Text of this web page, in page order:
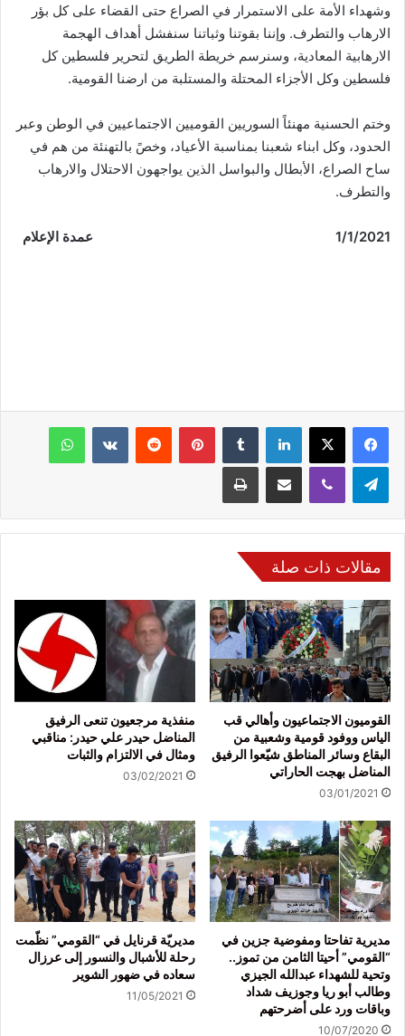
وشهداء الأمة على الاستمرار في الصراع حتى القضاء على كل بؤر
الارهاب والتطرف. وإننا بقوتنا وثباتنا سنفشل أهداف الهجمة
الارهابية المعادية، وسنرسم خريطة الطريق لتحرير فلسطين كل
فلسطين وكل الأجزاء المحتلة والمستلبة من ارضنا القومية.
وختم الحسنية مهنئاً السوريين القوميين الاجتماعيين في الوطن وعبر
الحدود، وكل ابناء شعبنا بمناسبة الأعياد، وخصً بالتهنئة من هم في
ساح الصراع، الأبطال والبواسل الذين يواجهون الاحتلال والارهاب
والتطرف.
1/1/2021 عمدة الإعلام
فيسبوك لينكدإن بينتيريست
مقالات ذات صلة
القوميون الاجتماعيون وأهالي قب
الياس ووفود قومية وشعبية من
البقاع وسائر المناطق شيّعوا الرفيق
المناضل بهجت الحاراتي
03/01/2021
منفذية مرجعيون تنعى الرفيق
المناضل حيدر علي حيدر: مناقبي
ومثال في الالتزام والثبات
03/02/2021
مديرية تفاحتا ومفوضية جزين في
“القومي” أحيتا الثامن من تموز..
وتحية للشهداء عبدالله الجيزي
وطالب أبو ريا وجوزيف شداد
وباقات ورد على أضرحتهم
10/07/2020
مديريّة قرنايل في “القومي” نظّمت
رحلة للأشبال والنسور إلى عرزال
سعاده في ضهور الشوير
11/05/2021